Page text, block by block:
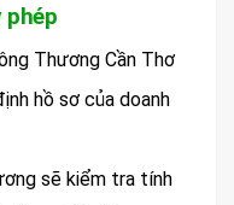
phép
Thương Cần Thơ
hồ sơ của doanh
sẽ kiểm tra tính